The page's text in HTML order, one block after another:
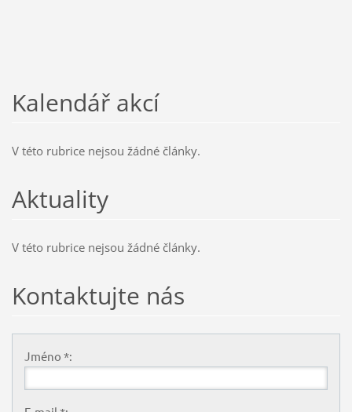
Kalendář akcí
V této rubrice nejsou žádné články.
Aktuality
V této rubrice nejsou žádné články.
Kontaktujte nás
Jméno *: